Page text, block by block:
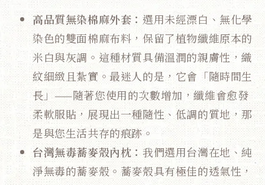
高品質無染棉麻外套：選用未經漂白、無化學
染色的雙面棉麻布料，保留了植物纖維原本的
米白與灰調。這種材質具備溫潤的親膚性，織
紋細緻且紮實。最迷人的是，它會「隨時間生
長」——隨著您使用的次數增加，纖維會愈發
柔軟服貼，展現出一種隨性、低調的質地，那
是與您生活共存的痕跡。
台灣無毒蕎麥殼內枕：我們選用台灣在地、純
淨無毒的蕎麥殼。蕎麥殼具有極佳的透氣性，